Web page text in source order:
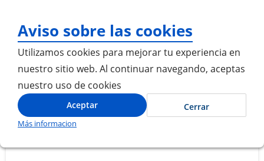
Aviso sobre las cookies
Utilizamos cookies para mejorar tu experiencia en
nuestro sitio web. Al continuar navegando, aceptas
nuestro uso de cookies
Aceptar Cerrar
Más informacion
Inicio EMPAQUE MULTIPLE DE ADMISION